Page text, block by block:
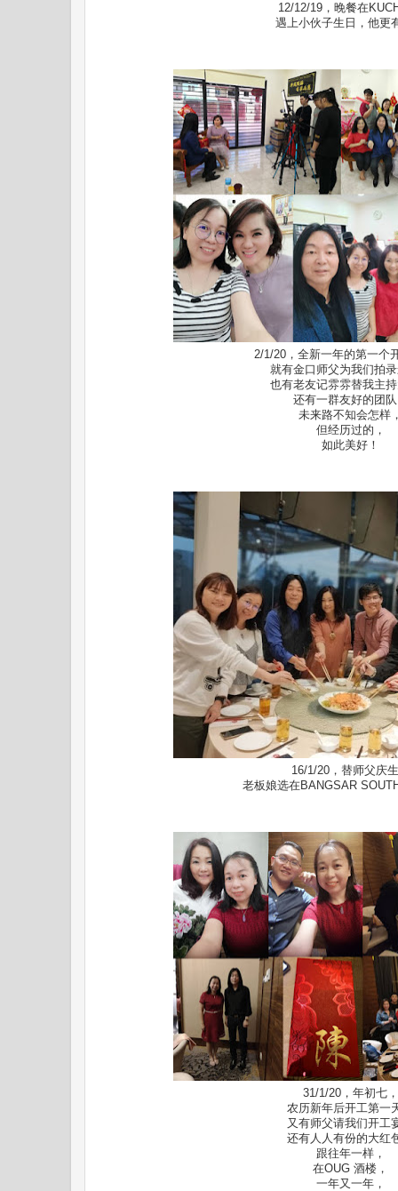
12/12/19，晚餐在
遇上小伙子生日，他更
2/1/20，全新一年的第一个
就有金口师父为我们拍
也有老友记雰雰替我主
还有一群友好的团
未来路不知会怎样
但经历过的，
如此美好！
16/1/20，替师父庆
老板娘选在BANGSAR
31/1/20，年初七，
农历新年后开工第一
又有师父请我们开工
还有人人有份的大红
跟往年一样，
在OUG 酒楼，
一年又一年，